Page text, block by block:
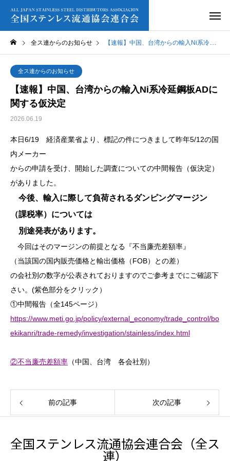
全ス連からのお知らせ 【速報】中国、台湾からの輸入Ni系冷延鋼板ADに関する仮決定
全ス連からのお知らせ
【速報】中国、台湾からの輸入Ni系冷延鋼板ADに
関する仮決定
2026.06.19
本日6/19 経済産業省より、標記の件につきまして昨年5/12の国
内メーカー
からの申請を受け、開始した調査についての中間報告（仮決定）
がありました。
今後、輸入に際して負荷されるダンピングマージン
（課税率）については
別途発表があります。
今回はそのマージンの前提となる『不当廉売差額率』
（当該国の国内販売価格と輸出価格（FOB）との差）
の会社別の数字が公表されておりますのでご参考までにご確認下
さい。(紫色部分をクリック）
①中間報告（全145ページ）
https://www.meti.go.jp/policy/external_economy/trade_control/bo
ekikanri/trade-remedy/investigation/stainless/index.html
②不当廉売差額率 （中国、台湾 各会社別）
前の記事 次の記事
全国ステンレス流通協会連合会（全ス
連）